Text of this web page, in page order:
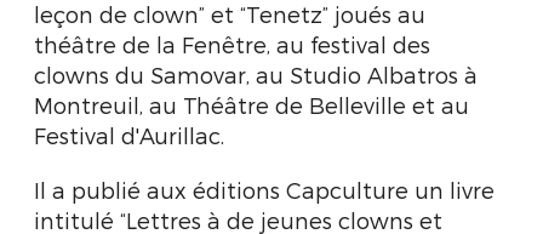
leçon de clown” et “Tenetz” joués au
théâtre de la Fenêtre, au festival des
clowns du Samovar, au Studio Albatros à
Montreuil, au Théâtre de Belleville et au
Festival d'Aurillac.
Il a publié aux éditions Capculture un livre
intitulé “Lettres à de jeunes clowns et